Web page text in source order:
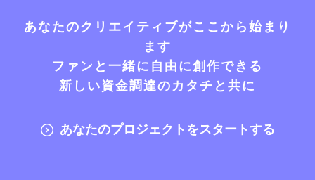
あなたのクリエイティブがここから始まり
ます
ファンと一緒に自由に創作できる
新しい資金調達のカタチと共に
あなたのプロジェクトをスタートする